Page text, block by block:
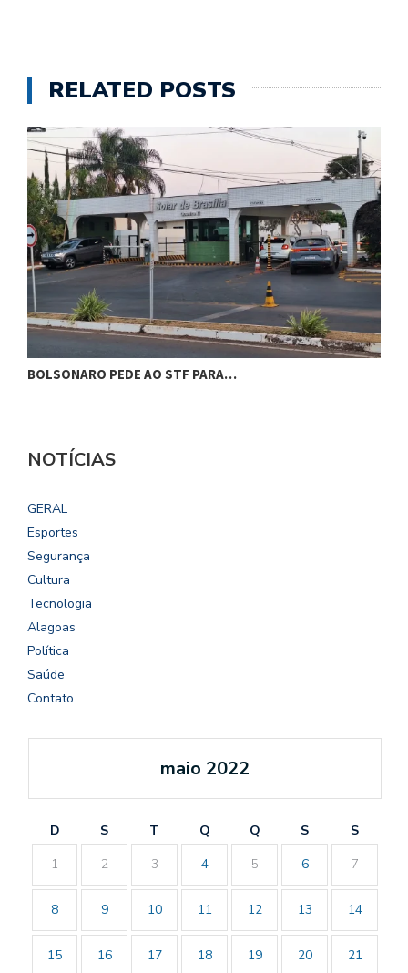
RELATED POSTS
BOLSONARO PEDE AO STF PARA…
NOTÍCIAS
GERAL
Esportes
Segurança
Cultura
Tecnologia
Alagoas
Política
Saúde
Contato
maio 2022
D S T Q Q S
S
1
2 3 4 5 6 7
8 9 10 11 12 13 14
15 16 17 18 19 20 21